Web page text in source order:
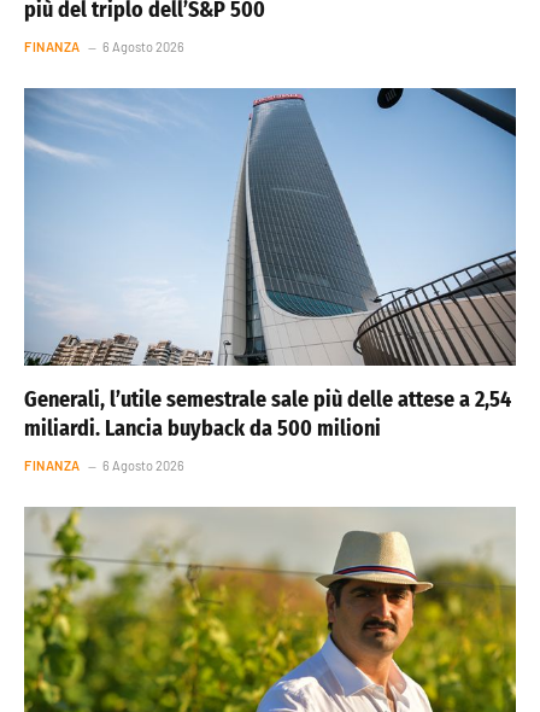
più del triplo dell’S&P 500
FINANZA 6 Agosto 2026
Generali, l’utile semestrale sale più delle attese a 2,54
miliardi. Lancia buyback da 500 milioni
FINANZA 6 Agosto 2026